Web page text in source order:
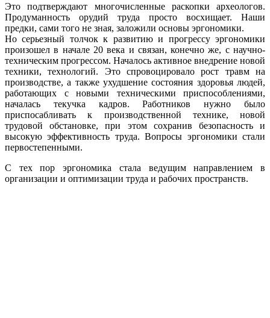
Это подтверждают многочисленные раскопки археологов.
Продуманность орудий труда просто восхищает. Наши
предки, сами того не зная, заложили основы эргономики.
Но серьезный толчок к развитию и прогрессу эргономики
произошел в начале 20 века и связан, конечно же, с научно-
техническим прогрессом. Началось активное внедрение новой
техники, технологий. Это спровоцировало рост травм на
производстве, а также ухудшение состояния здоровья людей,
работающих с новыми техническими приспособлениями,
началась текучка кадров. Работников нужно было
приспосабливать к производственной технике, новой
трудовой обстановке, при этом сохранив безопасность и
высокую эффективность труда. Вопросы эргономики стали
первостепенными.
С тех пор эргономика стала ведущим направлением в
организации и оптимизации труда и рабочих пространств.